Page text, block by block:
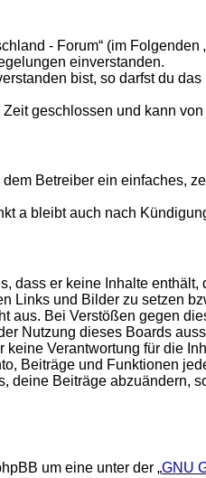
- Forum“ (im
einverstanden.
bist, so darfst du
geschlossen und kann
Betreiber ein einfaches,
a bleibt auch nach
dass er keine Inhalte
Links und Bilder zu setzen
aus. Bei Verstößen gegen
Nutzung dieses Boards
keine Verantwortung für die
Beiträge und Funktionen
deine Beiträge abzuändern,
um eine unter der „GNU